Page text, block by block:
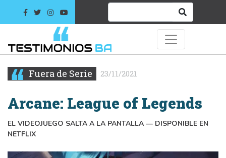
Fuera de Serie 23/11/2021
Arcane: League of Legends
EL VIDEOJUEGO SALTA A LA PANTALLA — DISPONIBLE EN
NETFLIX